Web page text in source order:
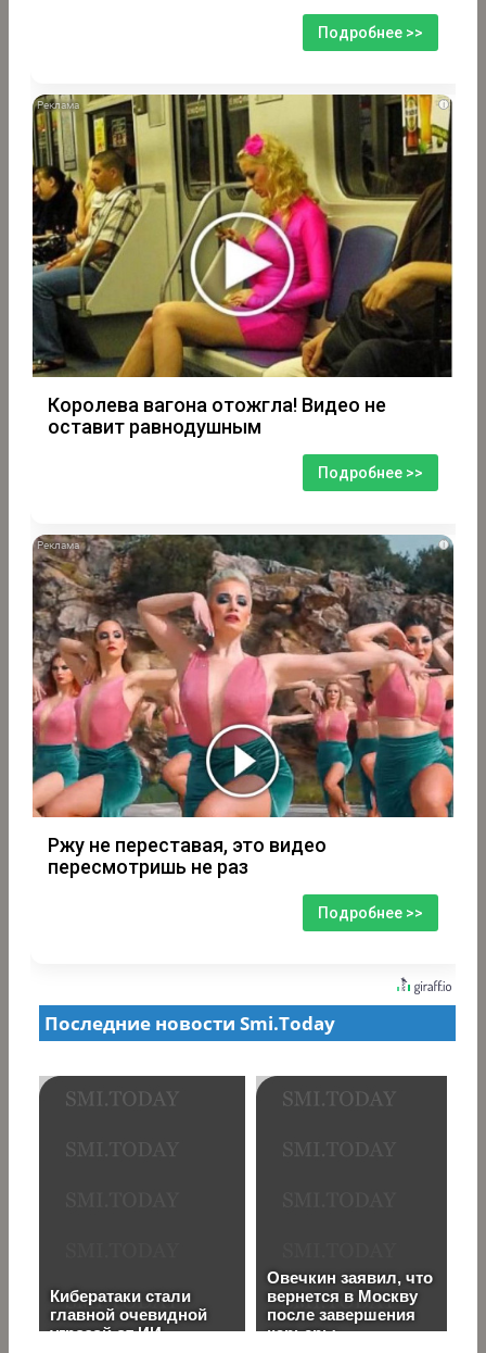
Подробнее >>
i
Королева вагона отожгла! Видео не
оставит равнодушным
Подробнее >>
i
Ржу не переставая, это видео
пересмотришь не раз
Подробнее >>